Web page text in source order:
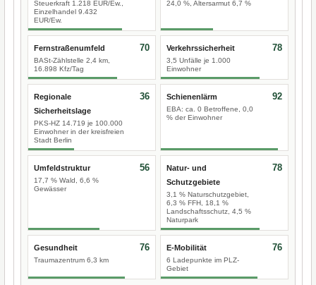
Steuerkraft 1.218 EUR/Ew.,
Einzelhandel 9.432
EUR/Ew.
24,0 %, Altersarmut 6,7 %
Fernstraßenumfeld
BASt-Zählstelle 2,4 km,
16.898 Kfz/Tag
70 Verkehrssicherheit
3,5 Unfälle je 1.000
Einwohner
78
Regionale
Sicherheitslage
PKS-HZ 14.719 je 100.000
Einwohner in der kreisfreien
Stadt Berlin
36 Schienenlärm
EBA: ca. 0 Betroffene, 0,0
% der Einwohner
92
Umfeldstruktur
17,7 % Wald, 6,6 %
Gewässer
56
Natur- und
Schutzgebiete
3,1 % Naturschutzgebiet,
6,3 % FFH, 18,1 %
Landschaftsschutz, 4,5 %
Naturpark
78
Gesundheit
Traumazentrum 6,3 km
76 E-Mobilität
6 Ladepunkte im PLZ-
Gebiet
76